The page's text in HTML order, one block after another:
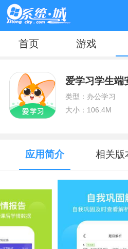
首页 游戏
爱学习学生端
类型：办公学习
大小：106.4M
应用简介 相关版